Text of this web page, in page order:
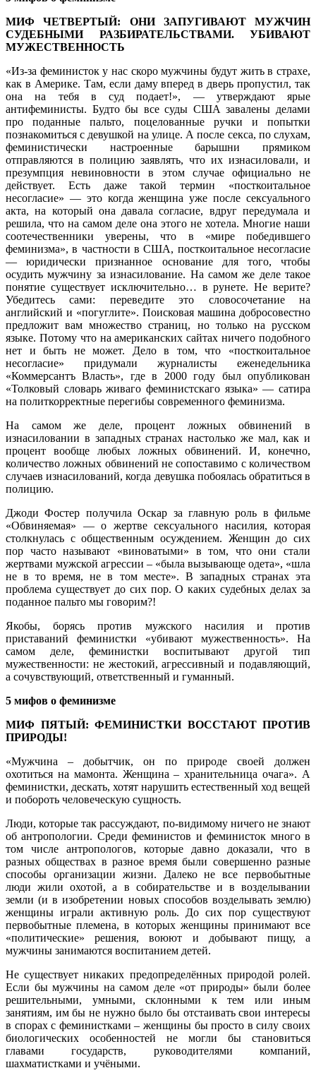
МИФ ЧЕТВЕРТЫЙ: ОНИ ЗАПУГИВАЮТ МУЖЧИН
СУДЕБНЫМИ РАЗБИРАТЕЛЬСТВАМИ. УБИВАЮТ
МУЖЕСТВЕННОСТЬ
«Из-за феминисток у нас скоро мужчины будут жить в страхе,
как в Америке. Там, если даму вперед в дверь пропустил, так
она на тебя в суд подает!», — утверждают ярые
антифеминисты. Будто бы все суды США завалены делами
про поданные пальто, поцелованные ручки и попытки
познакомиться с девушкой на улице. А после секса, по слухам,
феминистически настроенные барышни прямиком
отправляются в полицию заявлять, что их изнасиловали, и
презумпция невиновности в этом случае официально не
действует. Есть даже такой термин «посткоитальное
несогласие» — это когда женщина уже после сексуального
акта, на который она давала согласие, вдруг передумала и
решила, что на самом деле она этого не хотела. Многие наши
соотечественники уверены, что в «мире победившего
феминизма», в частности в США, посткоитальное несогласие
— юридически признанное основание для того, чтобы
осудить мужчину за изнасилование. На самом же деле такое
понятие существует исключительно… в рунете. Не верите?
Убедитесь сами: переведите это словосочетание на
английский и «погуглите». Поисковая машина добросовестно
предложит вам множество страниц, но только на русском
языке. Потому что на американских сайтах ничего подобного
нет и быть не может. Дело в том, что «посткоитальное
несогласие» придумали журналисты еженедельника
«Коммерсантъ Власть», где в 2000 году был опубликован
«Толковый словарь живаго феминистскаго языка» — сатира
на политкорректные перегибы современного феминизма.
На самом же деле, процент ложных обвинений в
изнасиловании в западных странах настолько же мал, как и
процент вообще любых ложных обвинений. И, конечно,
количество ложных обвинений не сопоставимо с количеством
случаев изнасилований, когда девушка побоялась обратиться в
полицию.
Джоди Фостер получила Оскар за главную роль в фильме
«Обвиняемая» — о жертве сексуального насилия, которая
столкнулась с общественным осуждением. Женщин до сих
пор часто называют «виноватыми» в том, что они стали
жертвами мужской агрессии – «была вызывающе одета», «шла
не в то время, не в том месте». В западных странах эта
проблема существует до сих пор. О каких судебных делах за
поданное пальто мы говорим?!
Якобы, борясь против мужского насилия и против
приставаний феминистки «убивают мужественность». На
самом деле, феминистки воспитывают другой тип
мужественности: не жестокий, агрессивный и подавляющий,
а сочувствующий, ответственный и гуманный.
5 мифов о феминизме
МИФ ПЯТЫЙ: ФЕМИНИСТКИ ВОССТАЮТ ПРОТИВ
ПРИРОДЫ!
«Мужчина – добытчик, он по природе своей должен
охотиться на мамонта. Женщина – хранительница очага». А
феминистки, дескать, хотят нарушить естественный ход вещей
и побороть человеческую сущность.
Люди, которые так рассуждают, по-видимому ничего не знают
об антропологии. Среди феминистов и феминисток много в
том числе антропологов, которые давно доказали, что в
разных обществах в разное время были совершенно разные
способы организации жизни. Далеко не все первобытные
люди жили охотой, а в собирательстве и в возделывании
земли (и в изобретении новых способов возделывать землю)
женщины играли активную роль. До сих пор существуют
первобытные племена, в которых женщины принимают все
«политические» решения, воюют и добывают пищу, а
мужчины занимаются воспитанием детей.
Не существует никаких предопределённых природой ролей.
Если бы мужчины на самом деле «от природы» были более
решительными, умными, склонными к тем или иным
занятиям, им бы не нужно было бы отстаивать свои интересы
в спорах с феминистками – женщины бы просто в силу своих
биологических особенностей не могли бы становиться
главами государств, руководителями компаний,
шахматистками и учёными.